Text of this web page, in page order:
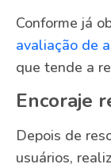
Conforme já
avaliação de
que tende a
Encoraje
Depois de
usuários,